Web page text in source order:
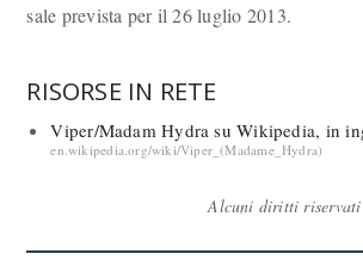
sale prevista per il 26 luglio 2013.
RISORSE IN RETE
Viper/Madam Hydra su Wikipedia, in
en.wikipedia.org/wiki/Viper_(Madame_Hydra)
Alcuni diritti riservati